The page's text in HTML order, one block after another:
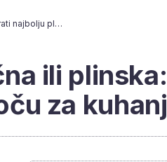
Indukcijska, električna ili plinska: Kako odabrati najbolju ploču za kuhanje?
ili
za